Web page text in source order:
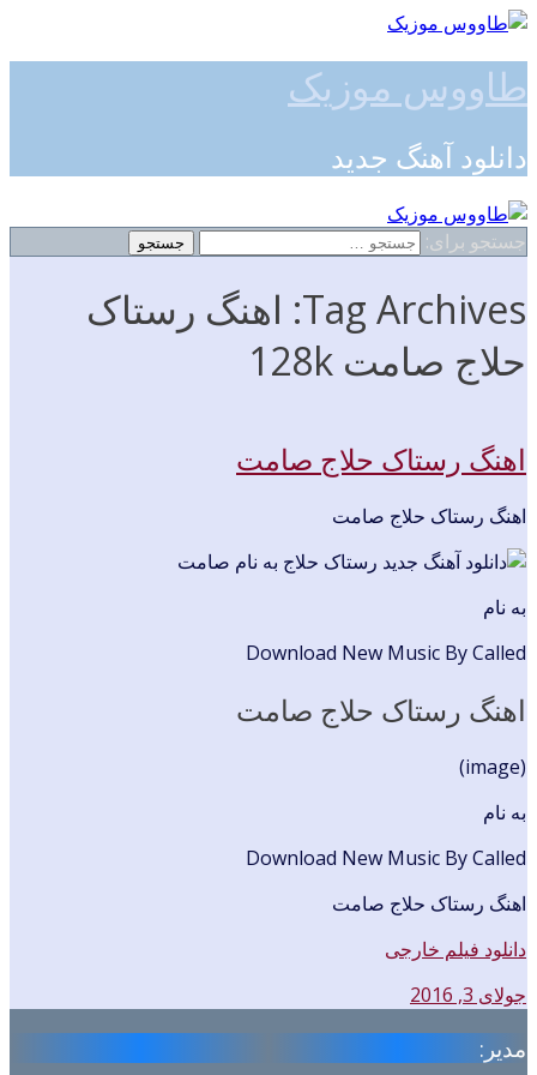
طاووس موزیک
دانلود آهنگ جدید
جستجو برای:
Tag Archives: اهنگ رستاک
حلاج صامت 128k
اهنگ رستاک حلاج صامت
اهنگ رستاک حلاج صامت
به نام
Download New Music By Called
اهنگ رستاک حلاج صامت
(image)
به نام
Download New Music By Called
اهنگ رستاک حلاج صامت
دانلود فیلم خارجی
جولای 3, 2016
مدیر: